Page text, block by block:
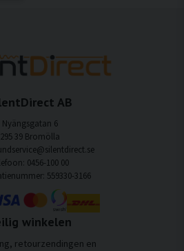
AB
Nyängsgatan 6
295 39 Bromölla
0456-100 00
559330-3166
winkelen
retourzendingen en